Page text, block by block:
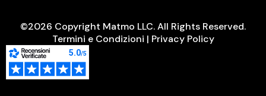
©2026 Copyright Matmo LLC. All Rights Reserved.
Termini e Condizioni | Privacy Policy